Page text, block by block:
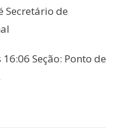
Secretário de
Seção: Ponto de